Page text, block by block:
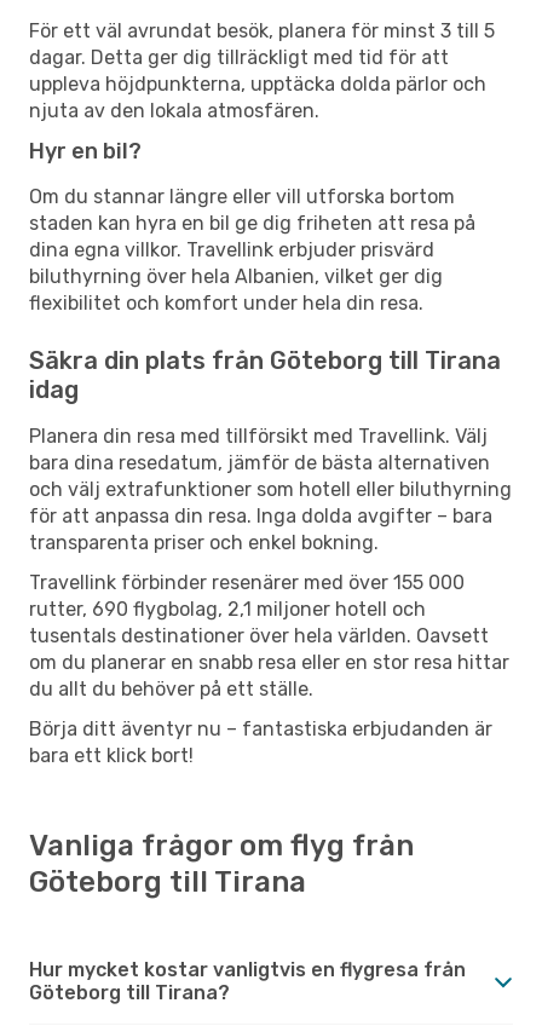
För ett väl avrundat besök, planera för minst 3 till 5
dagar. Detta ger dig tillräckligt med tid för att
uppleva höjdpunkterna, upptäcka dolda pärlor och
njuta av den lokala atmosfären.
Hyr en bil?
Om du stannar längre eller vill utforska bortom
staden kan hyra en bil ge dig friheten att resa på
dina egna villkor. Travellink erbjuder prisvärd
biluthyrning över hela Albanien, vilket ger dig
flexibilitet och komfort under hela din resa.
Säkra din plats från Göteborg till Tirana
idag
Planera din resa med tillförsikt med Travellink. Välj
bara dina resedatum, jämför de bästa alternativen
och välj extrafunktioner som hotell eller biluthyrning
för att anpassa din resa. Inga dolda avgifter – bara
transparenta priser och enkel bokning.
Travellink förbinder resenärer med över 155 000
rutter, 690 flygbolag, 2,1 miljoner hotell och
tusentals destinationer över hela världen. Oavsett
om du planerar en snabb resa eller en stor resa hittar
du allt du behöver på ett ställe.
Börja ditt äventyr nu – fantastiska erbjudanden är
bara ett klick bort!
Vanliga frågor om flyg från
Göteborg till Tirana
Hur mycket kostar vanligtvis en flygresa från
Göteborg till Tirana?